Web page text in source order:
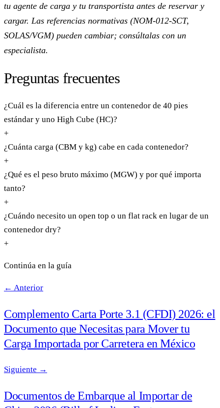
tu agente de carga y tu transportista antes de reservar y
cargar. Las referencias normativas (NOM-012-SCT,
SOLAS/VGM) pueden cambiar; consúltalas con un
especialista.
Preguntas frecuentes
¿Cuál es la diferencia entre un contenedor de 40 pies
estándar y uno High Cube (HC)?
+
¿Cuánta carga (CBM y kg) cabe en cada contenedor?
+
¿Qué es el peso bruto máximo (MGW) y por qué importa
tanto?
+
¿Cuándo necesito un open top o un flat rack en lugar de un
contenedor dry?
+
Continúa en la guía
← Anterior
Complemento Carta Porte 3.1 (CFDI) 2026: el
Documento que Necesitas para Mover tu
Carga Importada por Carretera en México
Siguiente →
Documentos de Embarque al Importar de